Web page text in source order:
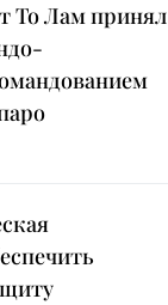
То Лам принял